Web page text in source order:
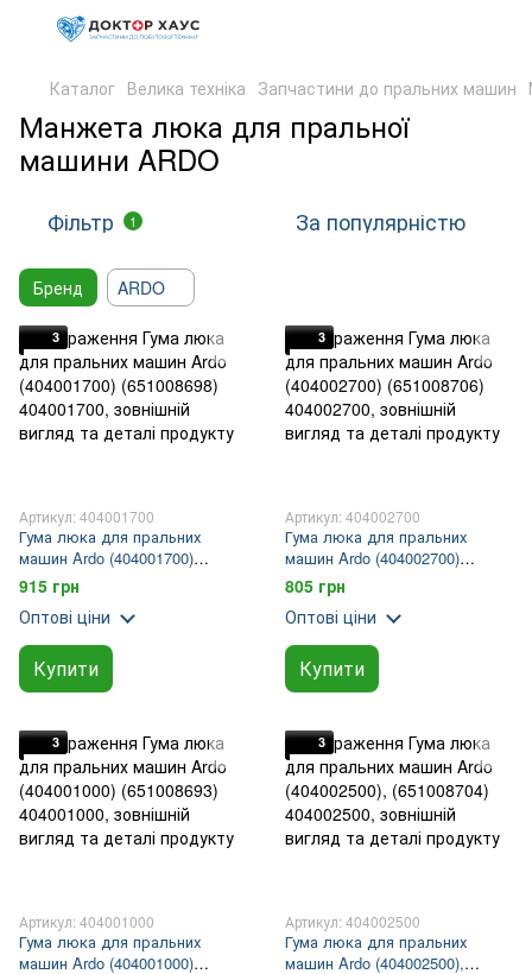
Каталог Велика техніка Запчастини до пральних машин
Манжета люка для пральної
машини ARDO
Фільтр 1 За популярністю
Бренд ARDO
3
Артикул: 404001700
Гума люка для пральних
машин Ardo (404001700)
(651008698)
915 грн
Оптові ціни
Купити
3
Артикул: 404002700
Гума люка для пральних
машин Ardo (404002700)
(651008706)
805 грн
Оптові ціни
Купити
3
Артикул: 404001000
Гума люка для пральних
машин Ardo (404001000)
3
Артикул: 404002500
Гума люка для пральних
машин Ardo (404002500),